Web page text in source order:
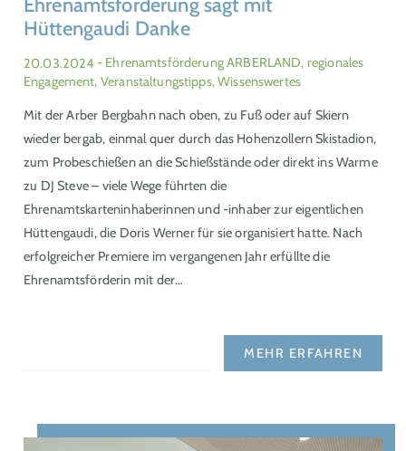
Ehrenamtsförderung sagt mit
Hüttengaudi Danke
20.03.2024 - Ehrenamtsförderung ARBERLAND, regionales
Engagement, Veranstaltungstipps, Wissenswertes
Mit der Arber Bergbahn nach oben, zu Fuß oder auf Skiern
wieder bergab, einmal quer durch das Hohenzollern Skistadion,
zum Probeschießen an die Schießstände oder direkt ins Warme
zu DJ Steve – viele Wege führten die
Ehrenamtskarteninhaberinnen und -inhaber zur eigentlichen
Hüttengaudi, die Doris Werner für sie organisiert hatte. Nach
erfolgreicher Premiere im vergangenen Jahr erfüllte die
Ehrenamtsförderin mit der…
MEHR ERFAHREN